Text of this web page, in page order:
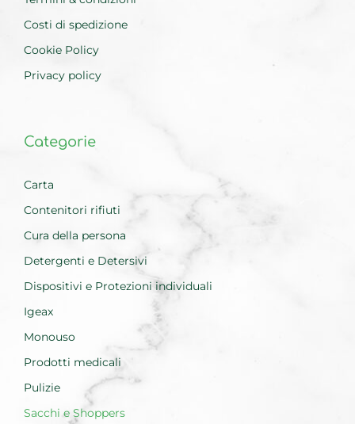
Costi di spedizione
Cookie Policy
Privacy policy
Categorie
Carta
Contenitori rifiuti
Cura della persona
Detergenti e Detersivi
Dispositivi e Protezioni individuali
Igeax
Monouso
Prodotti medicali
Pulizie
Sacchi e Shoppers